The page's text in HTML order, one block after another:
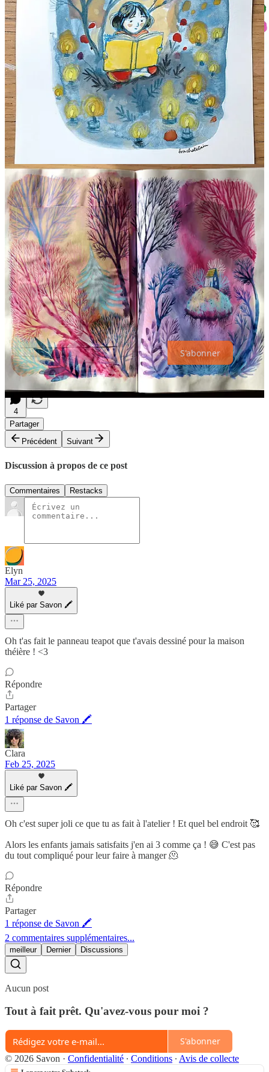
Je vous souhaite une très bonne semaine.
A bientôt !
Savon
Vous pouvez répondre à cette newsletter en commentant sous le post
ou bien en répondant au mail que vous recevez dans votre boite.
Merci d'avoir lu Journal dessiné ! Abonnez-vous gratuitement pour
recevoir de nouveaux posts et soutenir mon travail.
S'abonner
4
Partager
Précédent
Suivant
Discussion à propos de ce post
Commentaires Restacks
Elyn
Mar 25, 2025
Liké par Savon 🖍
Oh t'as fait le panneau teapot que t'avais dessiné pour la maison
théière ! <3
Répondre
Partager
1 réponse de Savon 🖍
Clara
Feb 25, 2025
Liké par Savon 🖍
Oh c'est super joli ce que tu as fait à l'atelier ! Et quel bel endroit 🥰
Alors les enfants jamais satisfaits j'en ai 3 comme ça ! 😅 C'est pas
du tout compliqué pour leur faire à manger 🫠
Répondre
Partager
1 réponse de Savon 🖍
2 commentaires supplémentaires...
meilleur Dernier Discussions
Aucun post
Tout à fait prêt. Qu'avez-vous pour moi ?
S'abonner
© 2026 Savon · Confidentialité ∙ Conditions ∙ Avis de collecte